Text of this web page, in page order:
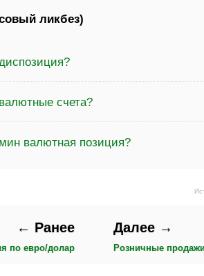
ликбез)
счета?
валютная позиция?
← Ранее
по евро/долар
Далее →
Розничные